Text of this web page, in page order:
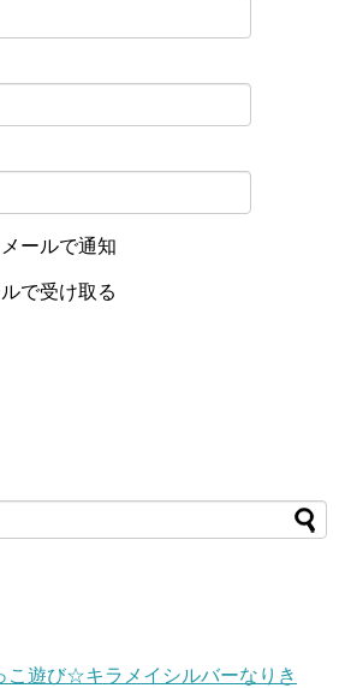
ールで通知
で受け取る
こ遊び☆キラメイシルバーなりき